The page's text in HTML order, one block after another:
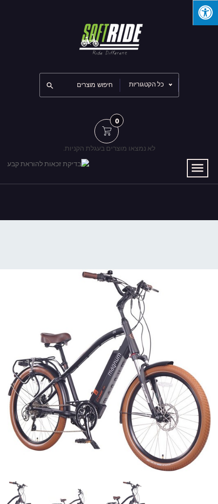
כל הקטגוריות
0
לא נמצאו מוצרים בעגלת הקניות.